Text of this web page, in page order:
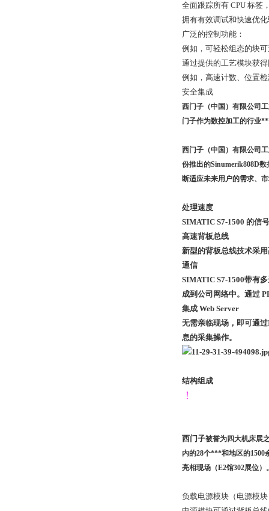
全面跟踪所有 CPU 标签
拥有有效调试和快速优
广泛的控制功能：
例如，可轻松组态的块
通过提供的工艺模块获
例如，高速计数、位置
安全集成
西门子（中国）有限公司
门子作为数控加工的行业
西门子（中国）有限公司
份推出的Sinumerik808D
断适应未来用户的需求、
处理速度
SIMATIC S7-1500 的信
高速背板总线
新型的背板总线技术采
通信
SIMATIC S7-1500带有
成到公司网络中。通过
集成 Web Server
无需亲临现场，即可通
息的采集操作。
结构组成
！
西门子被誉为四大机床展
内的28个***和地区的1500
亮相现场（E2馆302展位）
负载电源模块（电源模